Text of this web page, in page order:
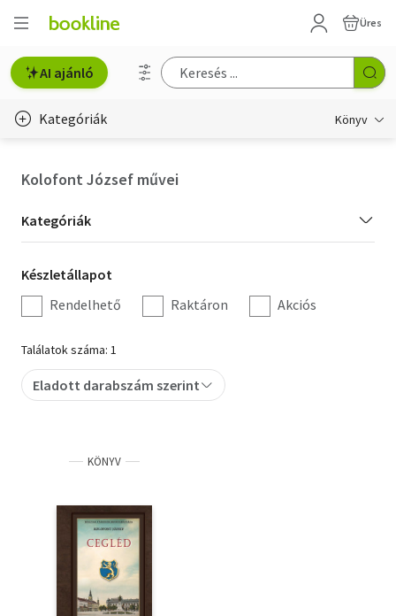
Üres
AI ajánló
Kategóriák Könyv
Hobbi, szabadidő
Irodalom
Művészet
Szakkönyv
Tankönyv, segédkönyv
Társadalomtudomány
Természettudomány
Történelem
Kolofont József művei
Kategória
szűrés
Kategóriák
Készletállapot
szűrés
Készletállapot
Rendelhető
Raktáron Akciós
Találatok száma: 1
Eladott darabszám szerint
KÖNYV